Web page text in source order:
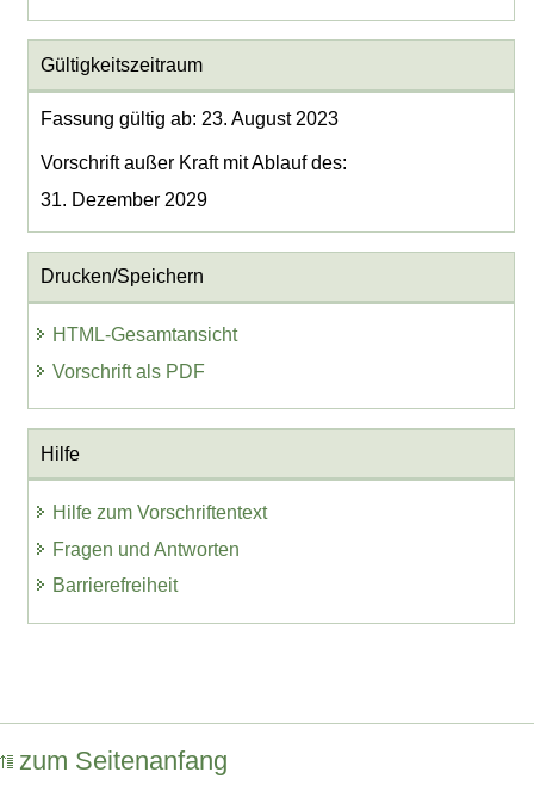
Gültigkeitszeitraum
Fassung gültig ab: 23. August 2023
Vorschrift außer Kraft mit Ablauf des:
31. Dezember 2029
Drucken/Speichern
HTML-Gesamtansicht
Vorschrift als PDF
Hilfe
Hilfe zum Vorschriftentext
Fragen und Antworten
Barrierefreiheit
zum Seitenanfang